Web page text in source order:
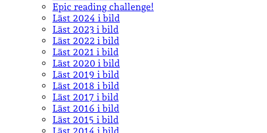
Epic reading challenge!
Läst 2024 i bild
Läst 2023 i bild
Läst 2022 i bild
Läst 2021 i bild
Läst 2020 i bild
Läst 2019 i bild
Läst 2018 i bild
Läst 2017 i bild
Läst 2016 i bild
Läst 2015 i bild